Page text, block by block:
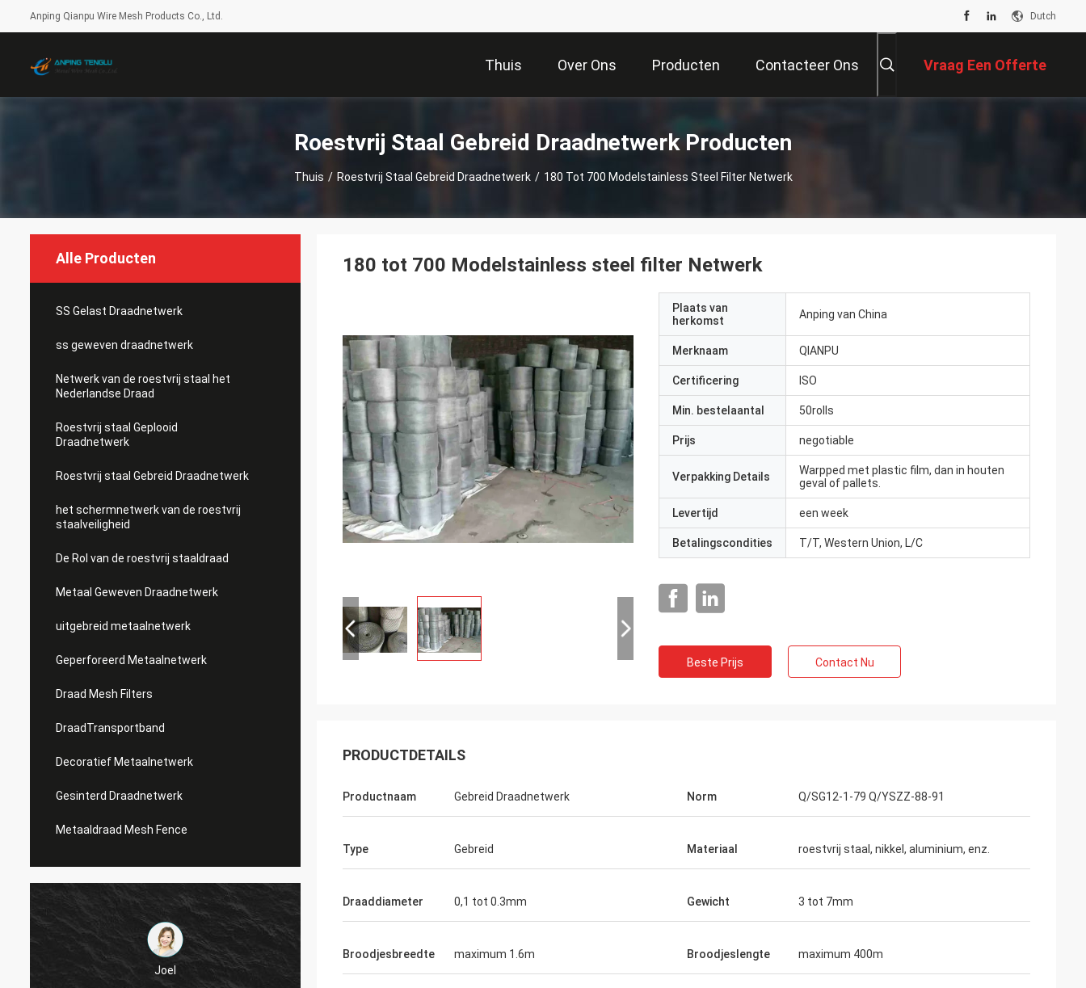
Anping Qianpu Wire Mesh Products Co., Ltd. Dutch
Thuis Over Ons Producten Contacteer Ons Vraag Een Offerte
Roestvrij Staal Gebreid Draadnetwerk Producten
Thuis / Roestvrij Staal Gebreid Draadnetwerk / 180 Tot 700 Modelstainless Steel Filter Netwerk
Alle Producten
SS Gelast Draadnetwerk
ss geweven draadnetwerk
Netwerk van de roestvrij staal het
Nederlandse Draad
Roestvrij staal Geplooid
Draadnetwerk
Roestvrij staal Gebreid Draadnetwerk
het schermnetwerk van de roestvrij
staalveiligheid
De Rol van de roestvrij staaldraad
Metaal Geweven Draadnetwerk
uitgebreid metaalnetwerk
Geperforeerd Metaalnetwerk
Draad Mesh Filters
DraadTransportband
Decoratief Metaalnetwerk
Gesinterd Draadnetwerk
Metaaldraad Mesh Fence
180 tot 700 Modelstainless steel filter Netwerk
Plaats van
herkomst
Anping van China
Merknaam QIANPU
Certificering ISO
Min. bestelaantal 50rolls
Prijs negotiable
Verpakking Details
Warpped met plastic film, dan in houten
geval of pallets.
Levertijd een week
Betalingscondities T/T, Western Union, L/C
Beste Prijs Contact Nu
PRODUCTDETAILS
Productnaam Gebreid Draadnetwerk Norm Q/SG12-1-79 Q/YSZZ-88-91
Type Gebreid Materiaal roestvrij staal, nikkel, aluminium, enz.
Draaddiameter 0,1 tot 0.3mm Gewicht 3 tot 7mm
Broodjesbreedte maximum 1.6m Broodjeslengte maximum 400m